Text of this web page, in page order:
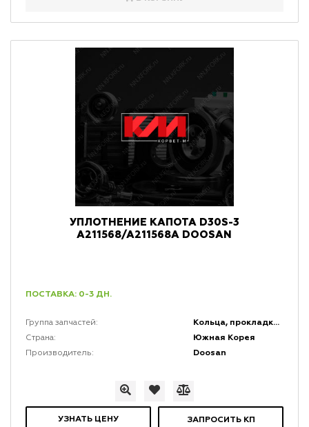
УПЛОТНЕНИЕ КАПОТА D30S-3
A211568/A211568A DOOSAN
ПОСТАВКА: 0-3 ДН.
Группа запчастей: Кольца, прокладки, уплотнения, сальники и ограничители
Страна: Южная Корея
Производитель: Doosan
УЗНАТЬ ЦЕНУ ЗАПРОСИТЬ КП